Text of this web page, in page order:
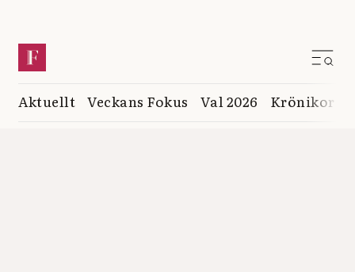
Aktuellt Veckans Fokus Val 2026 Krönikor